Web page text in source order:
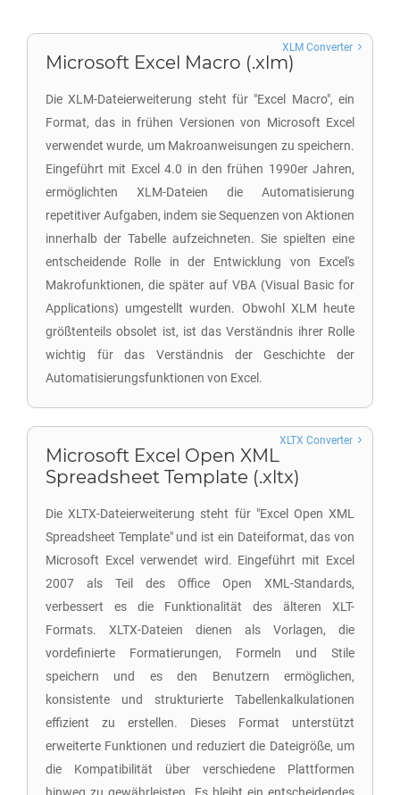
Microsoft Excel Macro (.xlm)
Die XLM-Dateierweiterung steht für "Excel Macro", ein
Format, das in frühen Versionen von Microsoft Excel
verwendet wurde, um Makroanweisungen zu speichern.
Eingeführt mit Excel 4.0 in den frühen 1990er Jahren,
ermöglichten XLM-Dateien die Automatisierung
repetitiver Aufgaben, indem sie Sequenzen von Aktionen
innerhalb der Tabelle aufzeichneten. Sie spielten eine
entscheidende Rolle in der Entwicklung von Excel's
Makrofunktionen, die später auf VBA (Visual Basic for
Applications) umgestellt wurden. Obwohl XLM heute
größtenteils obsolet ist, ist das Verständnis ihrer Rolle
wichtig für das Verständnis der Geschichte der
Automatisierungsfunktionen von Excel.
XLM Converter
Microsoft Excel Open XML
Spreadsheet Template (.xltx)
Die XLTX-Dateierweiterung steht für "Excel Open XML
Spreadsheet Template" und ist ein Dateiformat, das von
Microsoft Excel verwendet wird. Eingeführt mit Excel
2007 als Teil des Office Open XML-Standards,
verbessert es die Funktionalität des älteren XLT-
Formats. XLTX-Dateien dienen als Vorlagen, die
vordefinierte Formatierungen, Formeln und Stile
speichern und es den Benutzern ermöglichen,
konsistente und strukturierte Tabellenkalkulationen
effizient zu erstellen. Dieses Format unterstützt
erweiterte Funktionen und reduziert die Dateigröße, um
die Kompatibilität über verschiedene Plattformen
XLTX Converter